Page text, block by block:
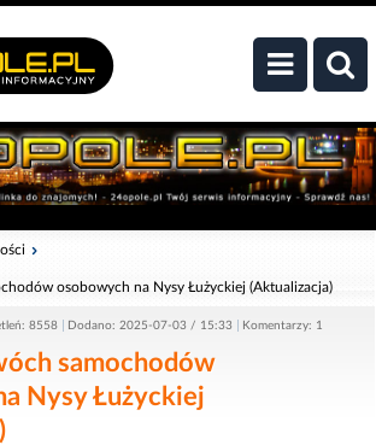
osobowych na Nysy Łużyckiej (Aktualizacja)
8558 Dodano: 2025-07-03 / 15:33 Komentarzy: 1
samochodów
Nysy Łużyckiej